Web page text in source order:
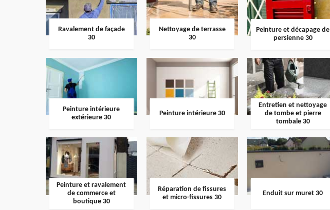
Ravalement de façade
30
Nettoyage de terrasse
30
Peinture et décapage de
persienne 30
Peinture intérieure
extérieure 30
Peinture intérieure 30
Entretien et nettoyage
de tombe et pierre
tombale 30
Peinture et ravalement
de commerce et
boutique 30
Réparation de fissures
et micro-fissures 30
Enduit sur muret 30